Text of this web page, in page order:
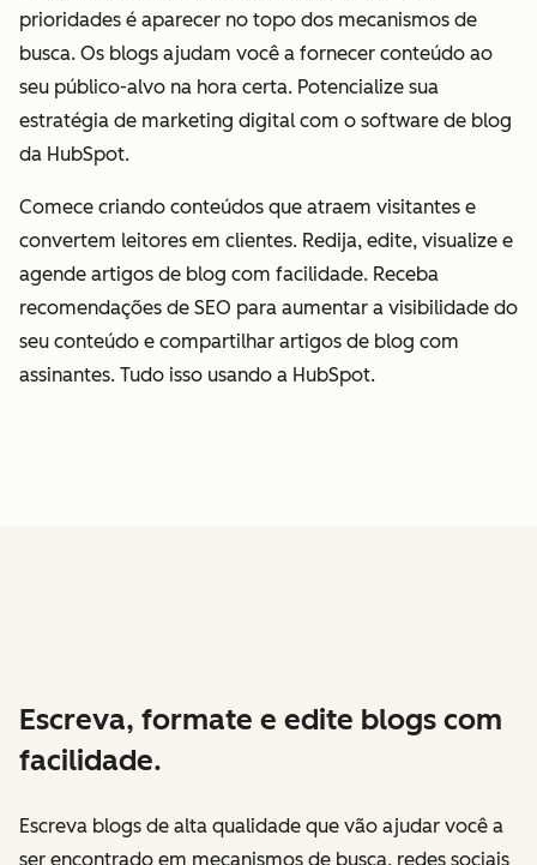
prioridades é aparecer no topo dos mecanismos de
busca. Os blogs ajudam você a fornecer conteúdo ao
seu público-alvo na hora certa. Potencialize sua
estratégia de marketing digital com o software de blog
da HubSpot.
Comece criando conteúdos que atraem visitantes e
convertem leitores em clientes. Redija, edite, visualize e
agende artigos de blog com facilidade. Receba
recomendações de SEO para aumentar a visibilidade do
seu conteúdo e compartilhar artigos de blog com
assinantes. Tudo isso usando a HubSpot.
Escreva, formate e edite blogs com
facilidade.
Escreva blogs de alta qualidade que vão ajudar você a
ser encontrado em mecanismos de busca, redes sociais